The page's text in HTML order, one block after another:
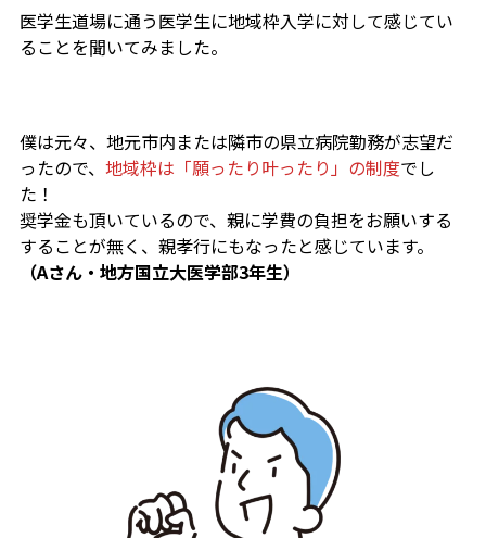
医学生道場に通う医学生に地域枠入学に対して感じてい
ることを聞いてみました。
僕は元々、地元市内または隣市の県立病院勤務が志望だ
ったので、 地域枠は「願ったり叶ったり」の制度でし
た！
奨学金も頂いているので、親に学費の負担をお願いする
することが無く、親孝行にもなったと感じています。
（Aさん・地方国立大医学部3年生）